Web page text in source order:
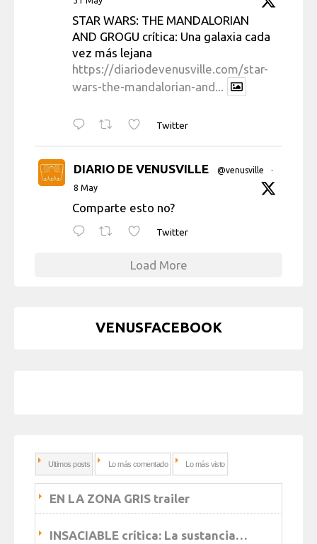
STAR WARS: THE MANDALORIAN
AND GROGU crítica: Una galaxia cada
vez más lejana
https://diariodevenusville.com/star-
wars-the-mandalorian-and...
Twitter
DIARIO DE VENUSVILLE @venusville
·
8 May
Comparte esto no?
Twitter
Load More
VENUSFACEBOOK
Ultimos posts Lo más comentado Lo más visto
EN LA ZONA GRIS trailer
INSACIABLE crítica: La sustancia…